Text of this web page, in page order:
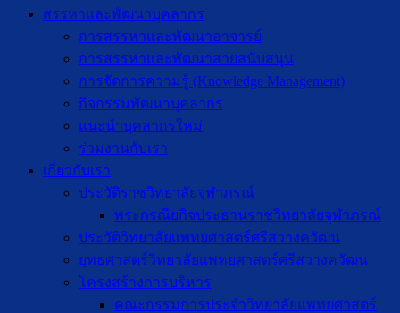
สรรหาและพัฒนาบุคลากร
การสรรหาและพัฒนาอาจารย์
การสรรหาและพัฒนาสายสนับสนุน
การจัดการความรู้ (Knowledge Management)
กิจกรรมพัฒนาบุคลากร
แนะนำบุคลากรใหม่
ร่วมงานกับเรา
เกี่ยวกับเรา
ประวัติราชวิทยาลัยจุฬาภรณ์
พระกรณียกิจประธานราชวิทยาลัยจุฬาภรณ์
ประวัติวิทยาลัยแพทยศาสตร์ศรีสวางควัฒน
ยุทธศาสตร์วิทยาลัยแพทยศาสตร์ศรีสวางควัฒน
โครงสร้างการบริหาร
คณะกรรมการประจำวิทยาลัยแพทยศาสตร์